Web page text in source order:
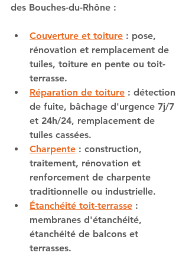
des Bouches-du-Rhône :
Couverture et toiture : pose,
rénovation et remplacement de
tuiles, toiture en pente ou toit-
terrasse.
Réparation de toiture : détection
de fuite, bâchage d'urgence 7j/7
et 24h/24, remplacement de
tuiles cassées.
Charpente : construction,
traitement, rénovation et
renforcement de charpente
traditionnelle ou industrielle.
Étanchéité toit-terrasse :
membranes d'étanchéité,
étanchéité de balcons et
terrasses.